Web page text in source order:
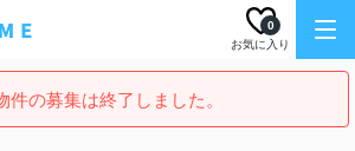
お気に入り
0
件の募集は終了しました。